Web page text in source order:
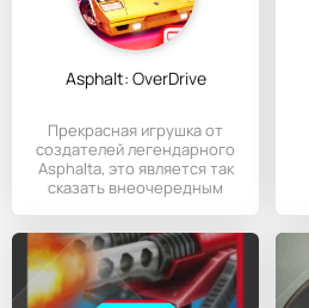
Asphalt: OverDrive
Прекрасная игрушка от
создателей легендарного
Asphaltа, это является так
сказать внеочередным